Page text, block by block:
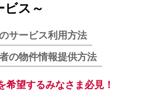
ビス～
サービス利用方法
の物件情報提供方法
希望するみなさま必見！